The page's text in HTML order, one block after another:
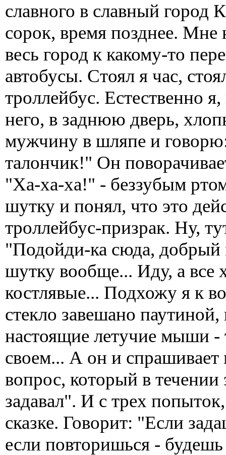
славного в славный город
сорок, время позднее.
весь город к какому-то
автобусы. Стоял я час,
троллейбус. Естественно
него, в заднюю дверь,
мужчину в шляпе и
талончик!" Он
"Ха-ха-ха!" - беззубым
шутку и понял, что это
троллейбус-призрак. Ну,
"Подойди-ка сюда, добрый
шутку вообще... Иду, а все
костлявые... Подхожу я к
стекло завешано паутиной,
настоящие летучие мыши -
своем... А он и спрашивает
вопрос, который в
задавал". И с трех
сказке. Говорит: "Если
если повторишься -